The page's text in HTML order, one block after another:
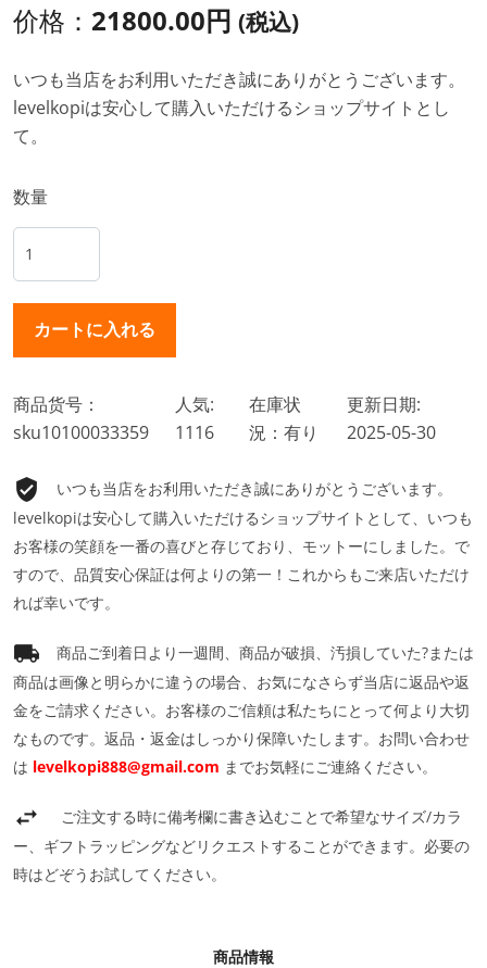
价格： 21800.00円 (税込)
いつも当店をお利用いただき誠にありがとうございます。
levelkopiは安心して購入いただけるショップサイトとし
て。
数量
商品货号：
sku10100033359
人気:
1116
在庫状
況：有り
更新日期:
2025-05-30
いつも当店をお利用いただき誠にありがとうございます。
levelkopiは安心して購入いただけるショップサイトとして、いつも
お客様の笑顔を一番の喜びと存じており、モットーにしました。で
すので、品質安心保証は何よりの第一！これからもご来店いただけ
れば幸いです。
商品ご到着日より一週間、商品が破損、汚損していた?または
商品は画像と明らかに違うの場合、お気になさらず当店に返品や返
金をご請求ください。お客様のご信頼は私たちにとって何より大切
なものです。返品・返金はしっかり保障いたします。お問い合わせ
は levelkopi888@gmail.com までお気軽にご連絡ください。
ご注文する時に備考欄に書き込むことで希望なサイズ/カラ
ー、ギフトラッピングなどリクエストすることができます。必要の
時はどぞうお試してください。
商品情報